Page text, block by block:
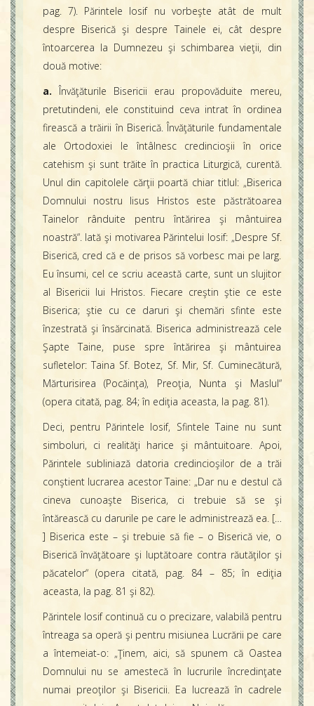
pag. 7). Părintele Iosif nu vorbeşte atât de mult
despre Biserică şi despre Tainele ei, cât despre
întoarcerea la Dumnezeu şi schimbarea vieţii, din
două motive:
a.Învăţăturile Bisericii erau propovăduite mereu,
pretutindeni, ele constituind ceva intrat în ordinea
firească a trăirii în Biserică. Învăţăturile fundamentale
ale Ortodoxiei le întâlnesc credincioşii în orice
catehism şi sunt trăite în practica Liturgică, curentă.
Unul din capitolele cărţii poartă chiar titlul: „Biserica
Domnului nostru Iisus Hristos este păstrătoarea
Tainelor rânduite pentru întărirea şi mântuirea
noastră“. Iată şi motivarea Părintelui Iosif: „Despre Sf.
Biserică, cred că e de prisos să vorbesc mai pe larg.
Eu însumi, cel ce scriu această carte, sunt un slujitor
al Bisericii lui Hristos. Fiecare creştin ştie ce este
Biserica; ştie cu ce daruri şi chemări sfinte este
înzestrată şi însărcinată. Biserica administrează cele
Şapte Taine, puse spre întărirea şi mântuirea
sufletelor: Taina Sf. Botez, Sf. Mir, Sf. Cuminecătură,
Mărturisirea (Pocăinţa), Preoţia, Nunta şi Maslul“
(opera citată, pag. 84; în ediţia aceasta, la pag. 81).
Deci, pentru Părintele Iosif, Sfintele Taine nu sunt
simboluri, ci realităţi harice şi mântuitoare. Apoi,
Părintele subliniază datoria credincioşilor de a trăi
conştient lucrarea acestor Taine: „Dar nu e destul că
cineva cunoaşte Biserica, ci trebuie să se şi
întărească cu darurile pe care le administrează ea. […
] Biserica este – şi trebuie să fie – o Biserică vie, o
Biserică învăţătoare şi luptătoare contra răutăţilor şi
păcatelor“ (opera citată, pag. 84 – 85; în ediţia
aceasta, la pag. 81 şi 82).
Părintele Iosif continuă cu o precizare, valabilă pentru
întreaga sa operă şi pentru misiunea Lucrării pe care
a întemeiat-o: „Ţinem, aici, să spunem că Oastea
Domnului nu se amestecă în lucrurile încredinţate
numai preoţilor şi Bisericii. Ea lucrează în cadrele